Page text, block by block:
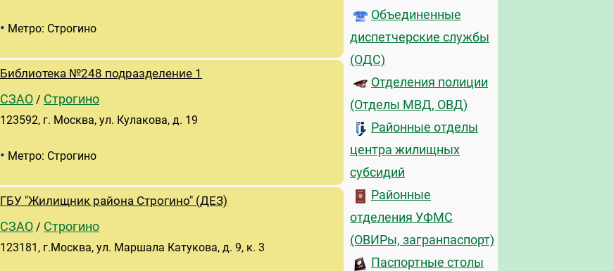
• Метро: Строгино
Библиотека №248 подразделение 1
СЗАО / Строгино
123592, г. Москва, ул. Кулакова, д. 19
• Метро: Строгино
ГБУ "Жилищник района Строгино" (ДЕЗ)
СЗАО / Строгино
123181, г.Москва, ул. Маршала Катукова, д. 9, к. 3
Объединенные
диспетчерские службы
(ОДС)
Отделения полиции
(Отделы МВД, ОВД)
Районные отделы
центра жилищных
субсидий
Районные
отделения УФМС
(ОВИРы, загранпаспорт)
Паспортные столы